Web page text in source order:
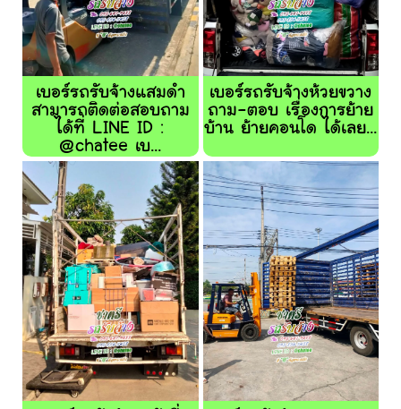
เบอร์รถรับจ้างแสมดำ
สามารถติดต่อสอบถาม
ได้ที่ LINE ID :
@chatee เบ...
เบอร์รถรับจ้างห้วยขวาง
ถาม-ตอบ เรื่องการย้าย
บ้าน ย้ายคอนโด ได้เลย...